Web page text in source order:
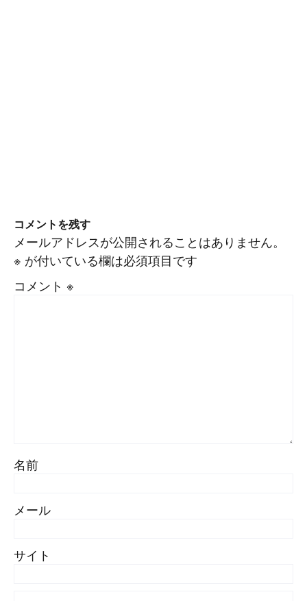
コメントを残す
メールアドレスが公開されることはありません。
※ が付いている欄は必須項目です
コメント ※
名前
メール
サイト